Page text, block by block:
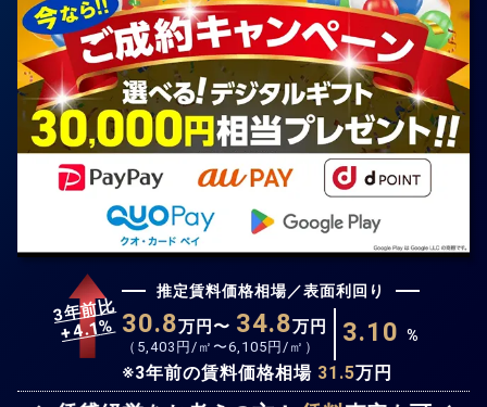
3年前比
+4.1%
推定賃料価格相場／表面利回り
30.8万円〜 34.8万円
（ 5,403 円/㎡〜6,105 円/㎡） 3.10 %
※3年前の賃料価格相場 31.5万円
無料査定スタート！